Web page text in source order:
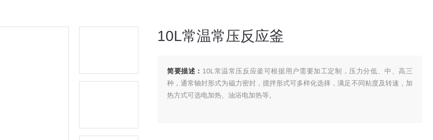
10L常温常压反应釜
简要描述： 10L常温常压反应釜可根据用户需要加工定制，压力分低、中、高三
种，通常轴封形式为磁力密封，搅拌形式可多样化选择，满足不同粘度及转速，加
热方式可选电加热、油浴电加热等。